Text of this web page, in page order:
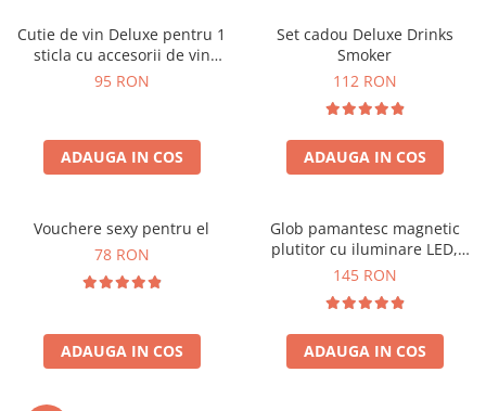
Cutie de vin Deluxe pentru 1
sticla cu accesorii de vin
incluse interior oranj
95 RON
ADAUGA IN COS
Set cadou Deluxe Drinks
Smoker
112 RON
ADAUGA IN COS
Vouchere sexy pentru el
78 RON
ADAUGA IN COS
Glob pamantesc magnetic
plutitor cu iluminare LED,
Forma C
145 RON
ADAUGA IN COS